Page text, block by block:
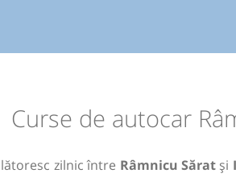
Curse de autocar
zilnic între Râmnicu Sărat și